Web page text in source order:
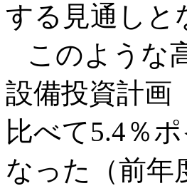
する見通しと
このような
設備投資計画
比べて5.4％
なった（前年